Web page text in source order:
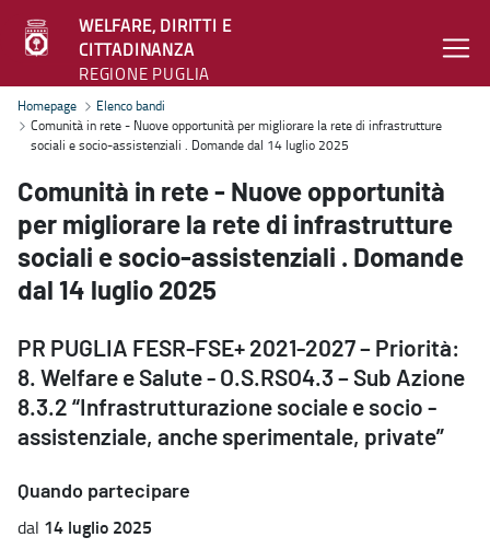
WELFARE, DIRITTI E
CITTADINANZA
REGIONE PUGLIA
Comunità in rete - Nuove opportunità per migliorare la rete di
Homepage
Elenco bandi
Comunità in rete - Nuove opportunità per migliorare la rete di infrastrutture
sociali e socio-assistenziali . Domande dal 14 luglio 2025
Comunità in rete - Nuove opportunità
per migliorare la rete di infrastrutture
sociali e socio-assistenziali . Domande
dal 14 luglio 2025
PR PUGLIA FESR-FSE+ 2021-2027 – Priorità:
8. Welfare e Salute - O.S.RSO4.3 – Sub Azione
8.3.2 “Infrastrutturazione sociale e socio -
assistenziale, anche sperimentale, private”
Quando partecipare
dal 14 luglio 2025